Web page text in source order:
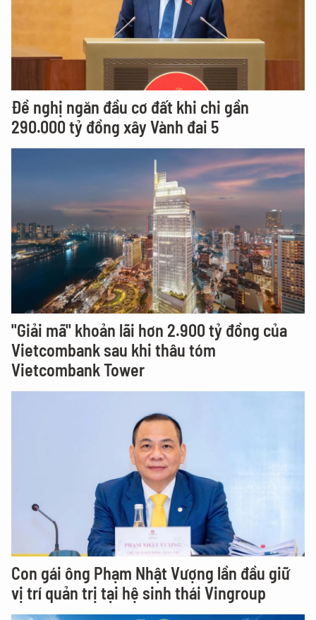
Đề nghị ngăn đầu cơ đất khi chi gần
290.000 tỷ đồng xây Vành đai 5
"Giải mã" khoản lãi hơn 2.900 tỷ đồng của
Vietcombank sau khi thâu tóm
Vietcombank Tower
Con gái ông Phạm Nhật Vượng lần đầu giữ
vị trí quản trị tại hệ sinh thái Vingroup